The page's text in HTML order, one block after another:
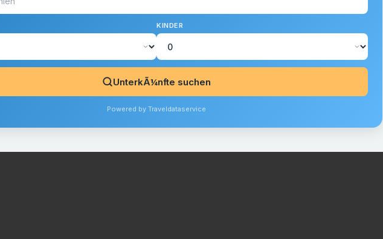
KINDER
UnterkÃ¼nfte suchen
Powered by Traveldataservice